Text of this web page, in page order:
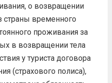
о возвращении
страны временного
проживания за
в возвращении тела
у туриста договора
(страхового полиса),